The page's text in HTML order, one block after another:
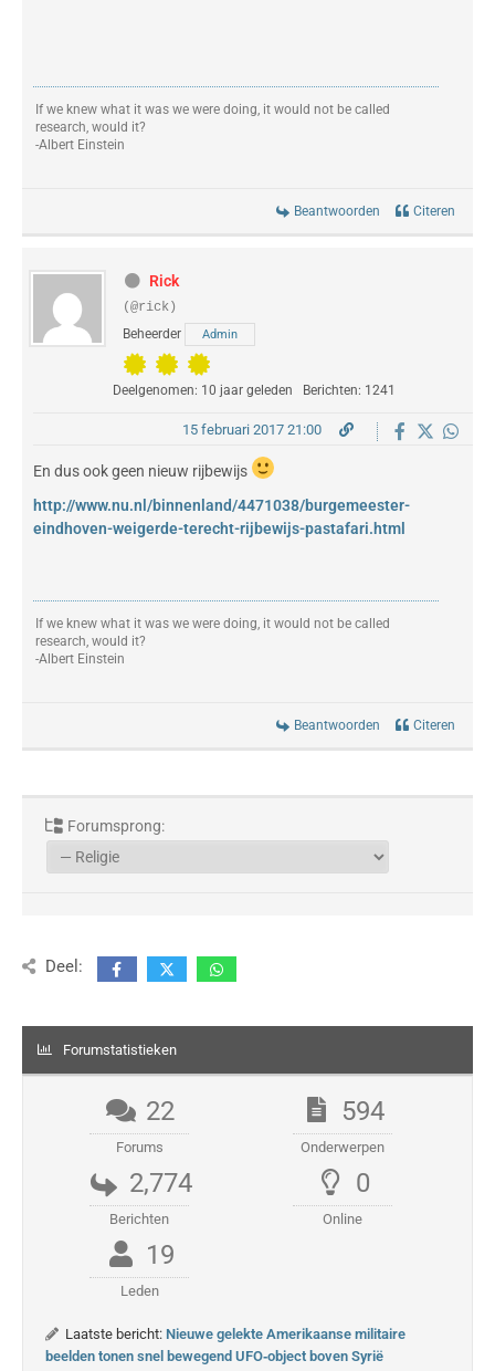
If we knew what it was we were doing, it would not be called
research, would it?
-Albert Einstein
Beantwoorden Citeren
Rick
(@rick)
Beheerder
Admin
Deelgenomen: 10 jaar geleden Berichten: 1241
15 februari 2017 21:00
En dus ook geen nieuw rijbewijs
http://www.nu.nl/binnenland/4471038/burgemeester-
eindhoven-weigerde-terecht-rijbewijs-pastafari.html
If we knew what it was we were doing, it would not be called
research, would it?
-Albert Einstein
Beantwoorden Citeren
Forumsprong:
Deel:
Forumstatistieken
22
Forums
594
Onderwerpen
2,774
Berichten
0
Online
19
Leden
Laatste bericht: Nieuwe gelekte Amerikaanse militaire
beelden tonen snel bewegend UFO‑object boven Syrië